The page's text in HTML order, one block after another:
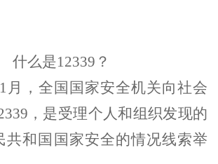
什么是12339？
月，全国国家安全机关向社会
，是受理个人和组织发现的
共和国国家安全的情况线索举